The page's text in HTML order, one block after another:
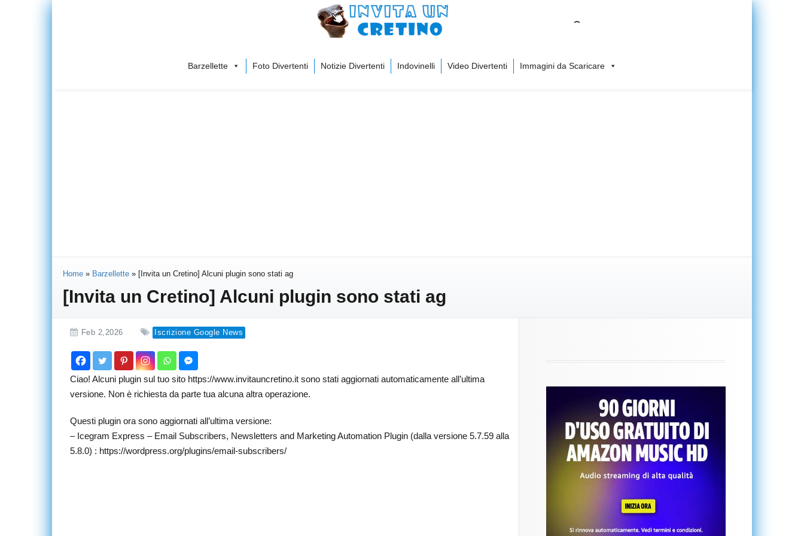
Barzellette Foto Divertenti Notizie Divertenti Indovinelli Video Divertenti Immagini da Scaricare
Home » Barzellette » [Invita un Cretino] Alcuni plugin sono stati ag
[Invita un Cretino] Alcuni plugin sono stati ag
Feb 2,2026 Iscrizione Google News
Ciao! Alcuni plugin sul tuo sito https://www.invitauncretino.it sono stati aggiornati automaticamente all’ultima
versione. Non è richiesta da parte tua alcuna altra operazione.
Questi plugin ora sono aggiornati all’ultima versione:
– Icegram Express – Email Subscribers, Newsletters and Marketing Automation Plugin (dalla versione 5.7.59 alla
5.8.0) : https://wordpress.org/plugins/email-subscribers/